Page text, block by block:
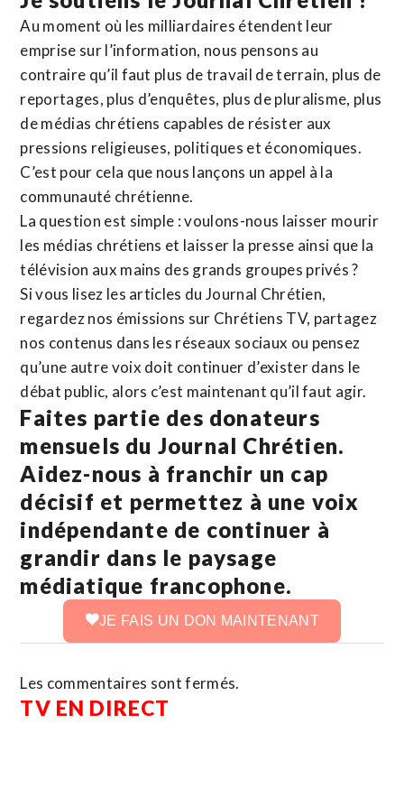
Au moment où les milliardaires étendent leur
emprise sur l’information, nous pensons au
contraire qu’il faut plus de travail de terrain, plus de
reportages, plus d’enquêtes, plus de pluralisme, plus
de médias chrétiens capables de résister aux
pressions religieuses, politiques et économiques.
C’est pour cela que nous lançons un appel à la
communauté chrétienne.
La question est simple : voulons-nous laisser mourir
les médias chrétiens et laisser la presse ainsi que la
télévision aux mains des grands groupes privés ?
Si vous lisez les articles du Journal Chrétien,
regardez nos émissions sur Chrétiens TV, partagez
nos contenus dans les réseaux sociaux ou pensez
qu’une autre voix doit continuer d’exister dans le
débat public, alors c’est maintenant qu’il faut agir.
Faites partie des donateurs
mensuels du Journal Chrétien.
Aidez-nous à franchir un cap
décisif et permettez à une voix
indépendante de continuer à
grandir dans le paysage
médiatique francophone.
JE FAIS UN DON MAINTENANT
Les commentaires sont fermés.
TV EN DIRECT